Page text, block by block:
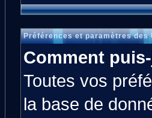
Préférences et paramètres des
Comment
Toutes vos
la base de